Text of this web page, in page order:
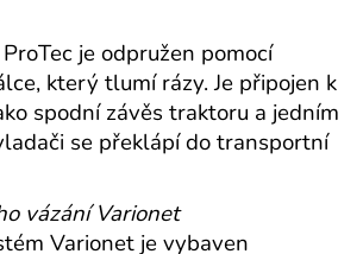
je odpružen pomocí
který tlumí rázy. Je připojen k
spodní závěs traktoru a jedním
se překlápí do transportní
vázání Varionet
Varionet je vybaven